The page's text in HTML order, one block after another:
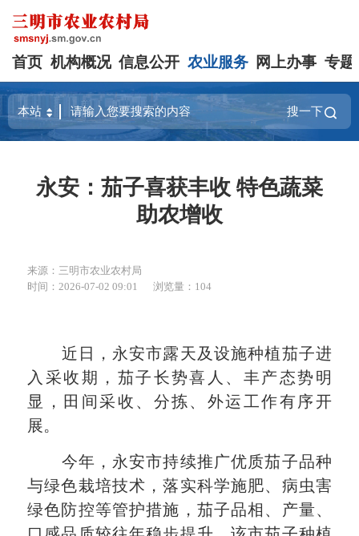
首页 机构概况 信息公开 农业服务 网上办事 专题
搜一下
永安：茄子喜获丰收 特色蔬菜
助农增收
来源：三明市农业农村局
时间：2026-07-02 09:01
浏览量：104
近日，永安市露天及设施种植茄子进
入采收期，茄子长势喜人、丰产态势明
显，田间采收、分拣、外运工作有序开
展。
今年，永安市持续推广优质茄子品种
与绿色栽培技术，落实科学施肥、病虫害
绿色防控等管护措施，茄子品相、产量、